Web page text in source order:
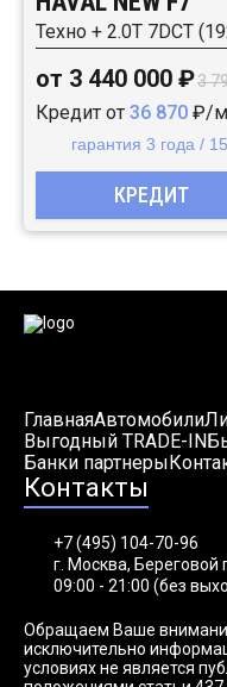
Техно + 2.0T 7DCT
от 3 440 000 ₽3
Кредит от 36 870 ₽/
гарантия 3 года /
КРЕДИТ
ГлавнаяАвтомобили
Выгодный TRADE-IN
Банки партнеры
Контакты
+7 (495) 104-70-96
г. Москва, Береговой
09:00 - 21:00 (без
Обращаем Ваше
исключительно
условиях не является